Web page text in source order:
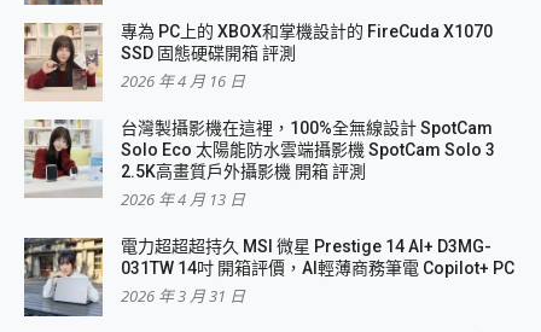
專為 PC上的 XBOX和掌機設計的 FireCuda X1070
SSD 固態硬碟開箱 評測
2026 年 4 月 16 日
台灣製攝影機在這裡，100%全無線設計 SpotCam
Solo Eco 太陽能防水雲端攝影機 SpotCam Solo 3
2.5K高畫質戶外攝影機 開箱 評測
2026 年 4 月 13 日
電力超超超持久 MSI 微星 Prestige 14 AI+ D3MG-
031TW 14吋 開箱評價，AI輕薄商務筆電 Copilot+ PC
2026 年 3 月 31 日